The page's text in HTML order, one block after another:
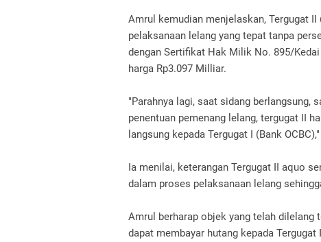
Amrul kemudian menjelaskan, Tergugat
pelaksanaan lelang yang tepat tanpa
dengan Sertifikat Hak Milik No. 895/
harga Rp3.097 Milliar.
"Parahnya lagi, saat sidang berlangsung,
penentuan pemenang lelang, tergugat II
langsung kepada Tergugat I (Bank
Ia menilai, keterangan Tergugat II aquo
dalam proses pelaksanaan lelang
Amrul berharap objek yang telah dilelang
dapat membayar hutang kepada